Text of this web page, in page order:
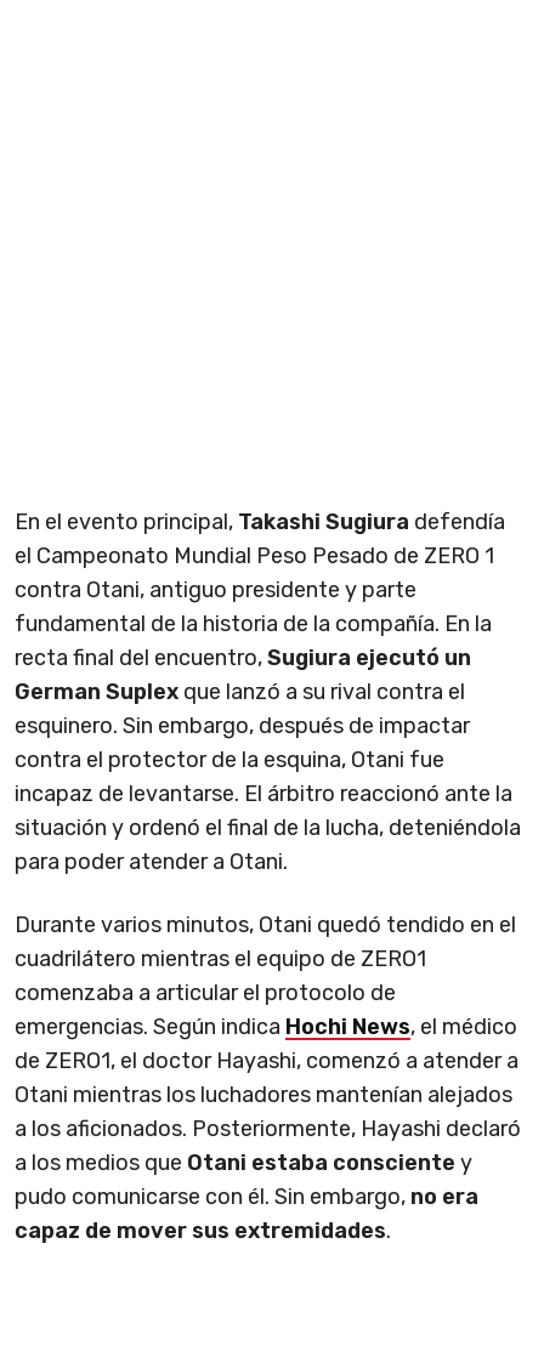
En el evento principal, Takashi Sugiura defendía
el Campeonato Mundial Peso Pesado de ZERO 1
contra Otani, antiguo presidente y parte
fundamental de la historia de la compañía. En la
recta final del encuentro,Sugiura ejecutó un
German Suplex que lanzó a su rival contra el
esquinero. Sin embargo, después de impactar
contra el protector de la esquina, Otani fue
incapaz de levantarse. El árbitro reaccionó ante la
situación y ordenó el final de la lucha, deteniéndola
para poder atender a Otani.
Durante varios minutos, Otani quedó tendido en el
cuadrilátero mientras el equipo de ZERO1
comenzaba a articular el protocolo de
emergencias. Según indica Hochi News, el médico
de ZERO1, el doctor Hayashi, comenzó a atender a
Otani mientras los luchadores mantenían alejados
a los aficionados. Posteriormente, Hayashi declaró
a los medios que Otani estaba consciente y
pudo comunicarse con él. Sin embargo, no era
capaz de mover sus extremidades.